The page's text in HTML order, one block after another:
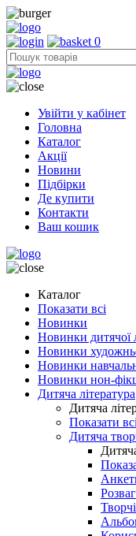
0
Увійти у кабінет
Головна
Каталог
Акції
Новини
Підбірки
Де купити
Контакти
Ваш кошик
Каталог
Показати всі
Новинки
Новинки дитячої
Новинки
Новинки
Новинки нон-
Дитяча література
Дитяча
Показати всі
Дитяча